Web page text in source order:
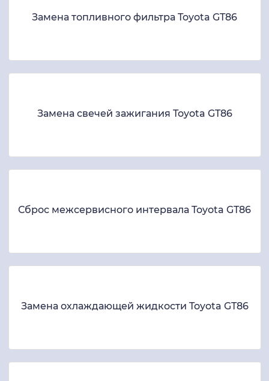
Замена топливного фильтра Toyota GT86
Замена свечей зажигания Toyota GT86
Сброс межсервисного интервала Toyota GT86
Замена охлаждающей жидкости Toyota GT86